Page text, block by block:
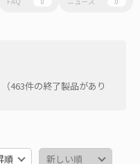
（463件の終了製品があり